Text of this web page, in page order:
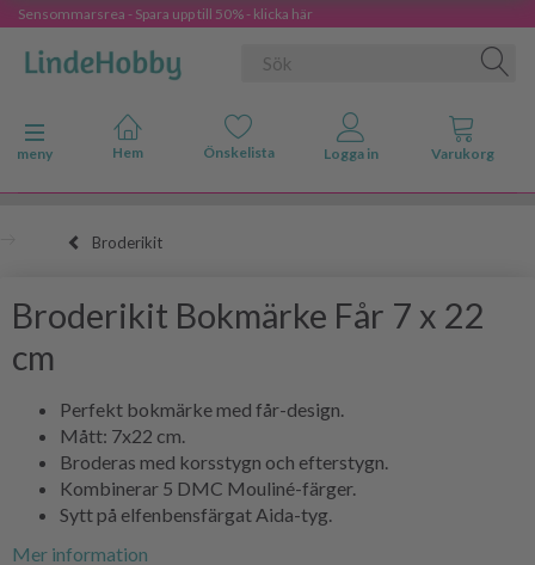
Sensommarsrea - Spara upp till 50% - klicka här
Ändra navigering
meny
Broderikit
Broderikit Bokmärke Får 7 x 22
cm
Perfekt bokmärke med får-design.
Mått: 7x22 cm.
Broderas med korsstygn och efterstygn.
Kombinerar 5 DMC Mouliné-färger.
Sytt på elfenbensfärgat Aida-tyg.
Mer information